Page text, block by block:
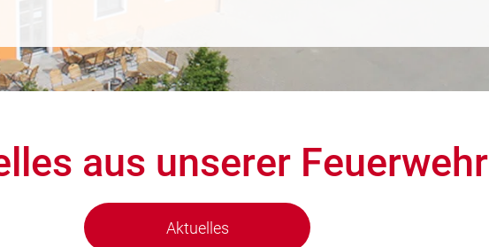
aus unserer Feuerwehr
Aktuelles